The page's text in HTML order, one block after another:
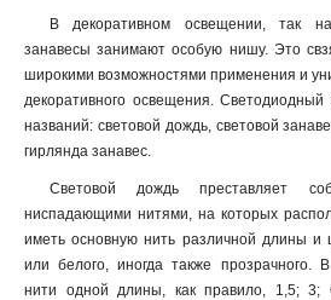
В декоративном освещении, так
занавесы занимают особую нишу. Это
широкими возможностями применения и
декоративного освещения.
названий: световой дождь, световой
гирлянда занавес.
Световой дождь преставляет
ниспадающими нитями, на которых
иметь основную нить различной длины и
или белого, иногда также прозрачного.
нити одной длины, как правило, 1,5;